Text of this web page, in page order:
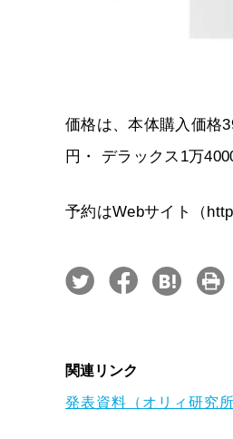
価格は、本体購入価格
円・ デラックス1万
予約はWebサイト（
関連リンク
発表資料（オリィ研究所